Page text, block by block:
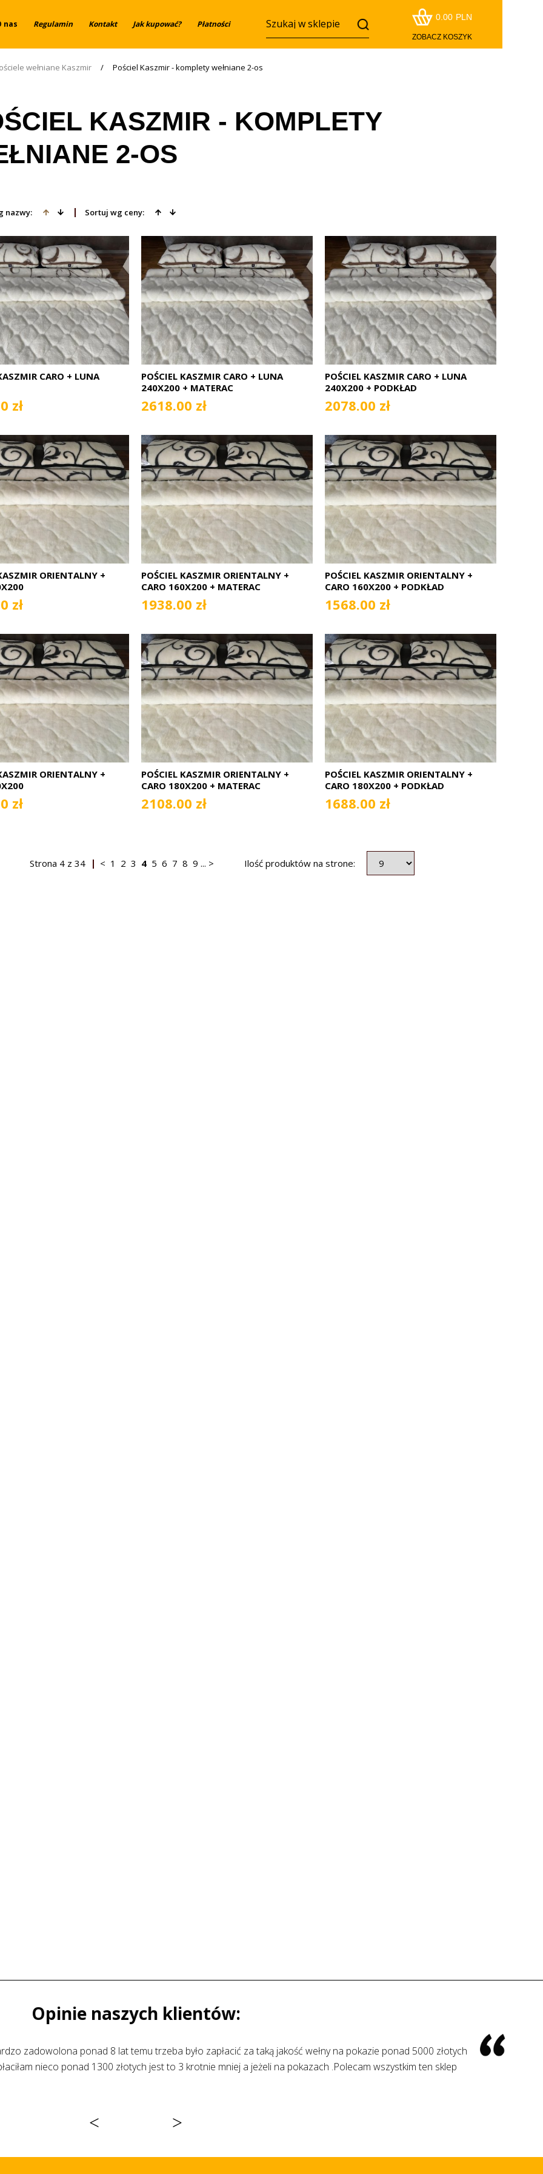
nas Regulamin Kontakt Jak kupować? Płatności
0.00 PLN
ZOBACZ KOSZYK
wełniane Kaszmir / Pościel Kaszmir - komplety wełniane 2-os
KASZMIR - KOMPLETY
2-OS
nazwy: Sortuj wg ceny:
CARO + LUNA
zł
POŚCIEL KASZMIR CARO + LUNA
240X200 + MATERAC
2618.00 zł
POŚCIEL KASZMIR CARO + LUNA
240X200 + PODKŁAD
2078.00 zł
ORIENTALNY +
zł
POŚCIEL KASZMIR ORIENTALNY +
CARO 160X200 + MATERAC
1938.00 zł
POŚCIEL KASZMIR ORIENTALNY +
CARO 160X200 + PODKŁAD
1568.00 zł
ORIENTALNY +
zł
POŚCIEL KASZMIR ORIENTALNY +
CARO 180X200 + MATERAC
2108.00 zł
POŚCIEL KASZMIR ORIENTALNY +
CARO 180X200 + PODKŁAD
1688.00 zł
Strona 4 z 34 < 1 2 3 4 5 6 7 8 9 ... > Ilość produktów na strone:
Opinie naszych klientów:
Kupiłem kołdrę wełnianą fachowe doradztwo znakomita jakość wełny szybka wysyłka. Polecam wszystkim
< >